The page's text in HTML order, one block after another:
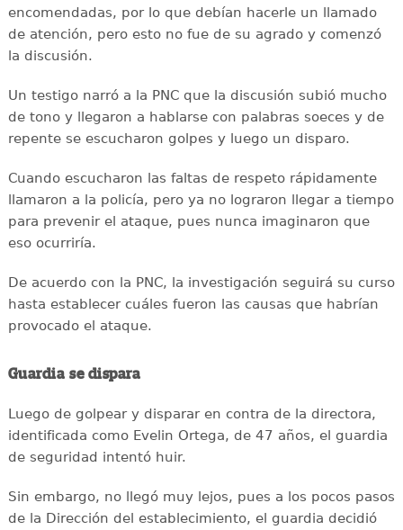
encomendadas, por lo que debían hacerle un llamado
de atención, pero esto no fue de su agrado y comenzó
la discusión.
Un testigo narró a la PNC que la discusión subió mucho
de tono y llegaron a hablarse con palabras soeces y de
repente se escucharon golpes y luego un disparo.
Cuando escucharon las faltas de respeto rápidamente
llamaron a la policía, pero ya no lograron llegar a tiempo
para prevenir el ataque, pues nunca imaginaron que
eso ocurriría.
De acuerdo con la PNC, la investigación seguirá su curso
hasta establecer cuáles fueron las causas que habrían
provocado el ataque.
Guardia se dispara
Luego de golpear y disparar en contra de la directora,
identificada como Evelin Ortega, de 47 años, el guardia
de seguridad intentó huir.
Sin embargo, no llegó muy lejos, pues a los pocos pasos
de la Dirección del establecimiento, el guardia decidió